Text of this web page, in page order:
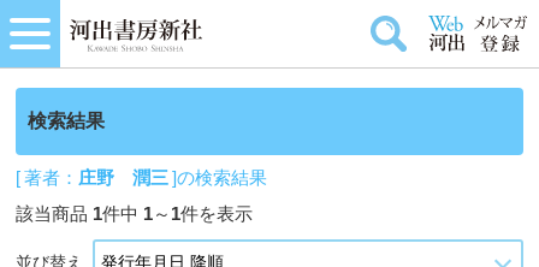
検索結果
[ 著者： 庄野 潤三]の検索結果
該当商品 1件中 1～ 1件を表示
並び替え